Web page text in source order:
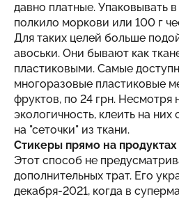
давно платные. Упаковывать
полкило моркови или 100 г
Для таких целей больше
авоськи. Они бывают как
пластиковыми. Самые
многоразовые пластиковые
фруктов, по 24 грн. Несмотря
экологичность, клеить на
на "сеточки" из ткани.
Стикеры прямо на продуктах
Этот способ не
дополнительных трат. Его
декабря-2021, когда в